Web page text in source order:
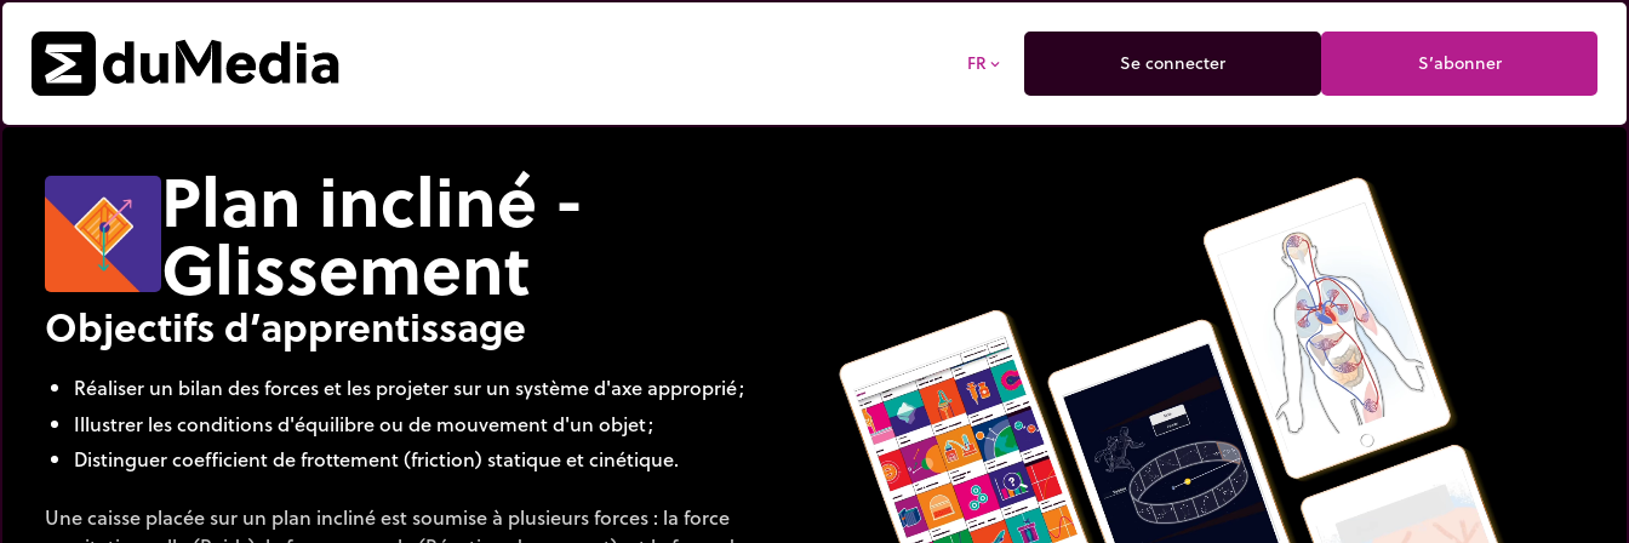
FR expand_more Se connecter S’abonner
Plan incliné -
Glissement
Objectifs d’apprentissage
Réaliser un bilan des forces et les projeter sur un système d'axe approprié ;
Illustrer les conditions d'équilibre ou de mouvement d'un objet ;
Distinguer coefficient de frottement (friction) statique et cinétique.
Une caisse placée sur un plan incliné est soumise à plusieurs forces : la force